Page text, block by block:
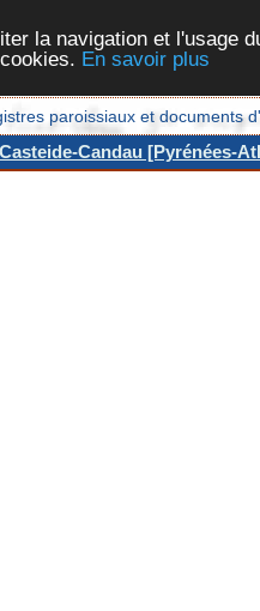
la navigation et l'usage
En savoir plus
paroissiaux et documents
Casteide-Candau [Pyrénées-